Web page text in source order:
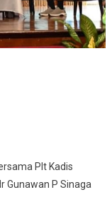
Plt Kadis
Gunawan P Sinaga